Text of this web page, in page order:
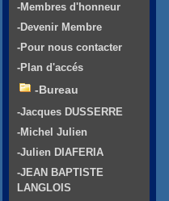
-Membres d'honneur
-Devenir Membre
-Pour nous contacter
-Plan d'accés
-Bureau
-Jacques DUSSERRE
-Michel Julien
-Julien DIAFERIA
-JEAN BAPTISTE
LANGLOIS